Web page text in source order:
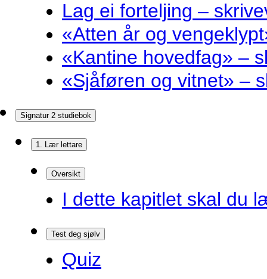
Lag ei forteljing –
«Atten år og
«Kantine hovedfag» –
«Sjåføren og vitnet» –
Signatur 2 studiebok
1. Lær lettare
Oversikt
I dette kapitlet skal du
Test deg sjølv
Quiz